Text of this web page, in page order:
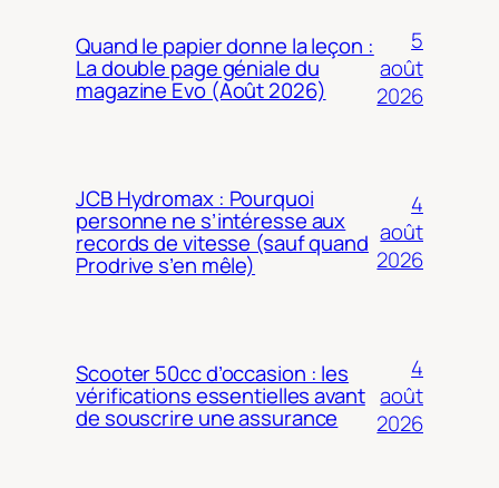
Quand le papier donne la leçon :
La double page géniale du
magazine Evo (Août 2026)
5
août
2026
JCB Hydromax : Pourquoi
personne ne s’intéresse aux
records de vitesse (sauf quand
Prodrive s’en mêle)
4
août
2026
Scooter 50cc d’occasion : les
vérifications essentielles avant
de souscrire une assurance
4
août
2026